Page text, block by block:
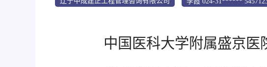
中国医科大学附属盛京